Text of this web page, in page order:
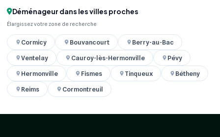
Déménageur dans les villes proches
Élargissez votre zone de recherche
Cormicy Bouvancourt
Berry-au-Bac
Ventelay
Cauroy-lès-Hermonville
Pévy
Hermonville
Fismes Tinqueux
Bétheny
Reims
Cormontreuil